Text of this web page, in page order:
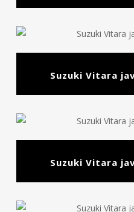
Suzuki Vitara
Suzuki Vitara